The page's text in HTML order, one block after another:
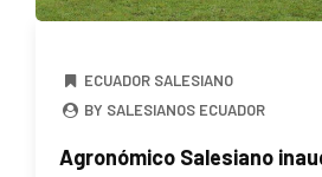
ECUADOR SALESIANO
BY SALESIANOS ECUADOR
Agronómico Salesiano